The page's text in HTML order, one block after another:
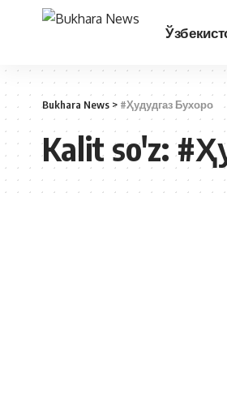
Bukhara News > #Ҳудудгаз Бухоро
Kalit so'z: